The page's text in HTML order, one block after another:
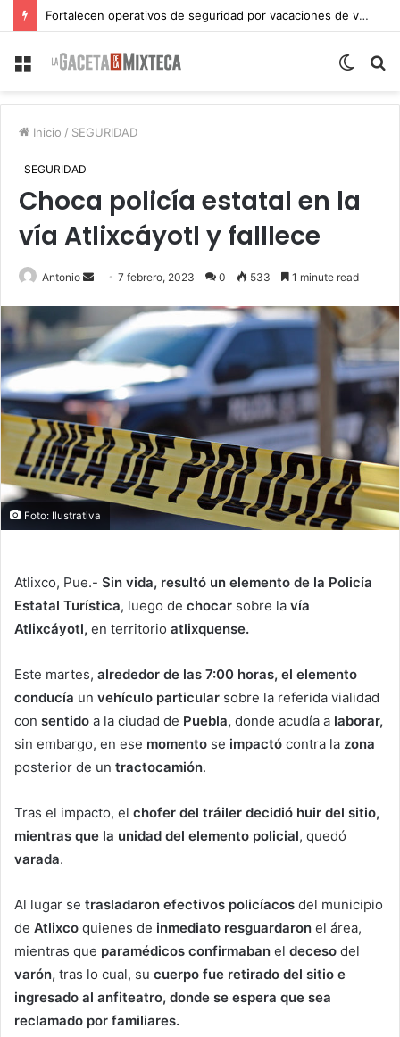
Fortalecen operativos de seguridad por vacaciones de verano en Atlixco
Menu
Switch
Inicio / SEGURIDAD
SEGURIDAD
Choca policía estatal en la
vía Atlixcáyotl y falllece
Antonio
Send7 febrero, 2023 0 533 1 minute read
Foto: Ilustrativa
Atlixco, Pue.- Sin vida, resultó un elemento de la Policía
Estatal Turística, luego de chocar sobre la vía
Atlixcáyotl, en territorio atlixquense.
Este martes, alrededor de las 7:00 horas, el elemento
conducía un vehículo particular sobre la referida vialidad
con sentido a la ciudad de Puebla, donde acudía a laborar,
sin embargo, en ese momento se impactó contra la zona
posterior de un tractocamión.
Tras el impacto, el chofer del tráiler decidió huir del sitio,
mientras que la unidad del elemento policial, quedó
varada.
Al lugar se trasladaron efectivos policíacos del municipio
de Atlixco quienes de inmediato resguardaron el área,
mientras que paramédicos confirmaban el deceso del
varón, tras lo cual, su cuerpo fue retirado del sitio e
ingresado al anfiteatro, donde se espera que sea
reclamado por familiares.